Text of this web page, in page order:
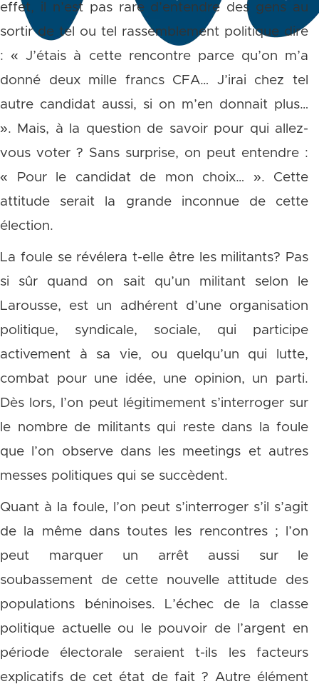
effet, il n’est pas rare d’entendre des gens au
sortir de tel ou tel rassemblement politique dire
: « J’étais à cette rencontre parce qu’on m’a
donné deux mille francs CFA… J’irai chez tel
autre candidat aussi, si on m’en donnait plus…
». Mais, à la question de savoir pour qui allez-
vous voter ? Sans surprise, on peut entendre :
« Pour le candidat de mon choix… ». Cette
attitude serait la grande inconnue de cette
élection.
La foule se révélera t-elle être les militants? Pas
si sûr quand on sait qu’un militant selon le
Larousse, est un adhérent d’une organisation
politique, syndicale, sociale, qui participe
activement à sa vie, ou quelqu’un qui lutte,
combat pour une idée, une opinion, un parti.
Dès lors, l’on peut légitimement s’interroger sur
le nombre de militants qui reste dans la foule
que l’on observe dans les meetings et autres
messes politiques qui se succèdent.
Quant à la foule, l’on peut s’interroger s’il s’agit
de la même dans toutes les rencontres ; l’on
peut marquer un arrêt aussi sur le
soubassement de cette nouvelle attitude des
populations béninoises. L’échec de la classe
politique actuelle ou le pouvoir de l’argent en
période électorale seraient t-ils les facteurs
explicatifs de cet état de fait ? Autre élément